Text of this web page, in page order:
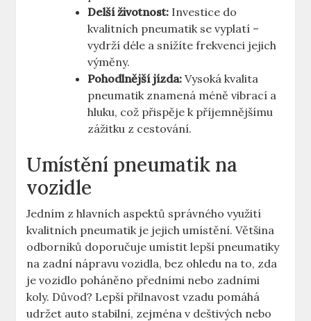
Delší životnost: Investice do
kvalitních pneumatik se vyplatí –
vydrží déle a snížíte frekvenci jejich
výměny.
Pohodlnější jízda: Vysoká kvalita
pneumatik znamená méně vibrací a
hluku, což přispěje k příjemnějšímu
zážitku z cestování.
Umístění pneumatik na
vozidle
Jedním z hlavních aspektů správného využití
kvalitních pneumatik je jejich umístění. Většina
odborníků doporučuje umístit lepší pneumatiky
na zadní nápravu vozidla, bez ohledu na to, zda
je vozidlo poháněno předními nebo zadními
koly. Důvod? Lepší přilnavost vzadu pomáhá
udržet auto stabilní, zejména v deštivých nebo